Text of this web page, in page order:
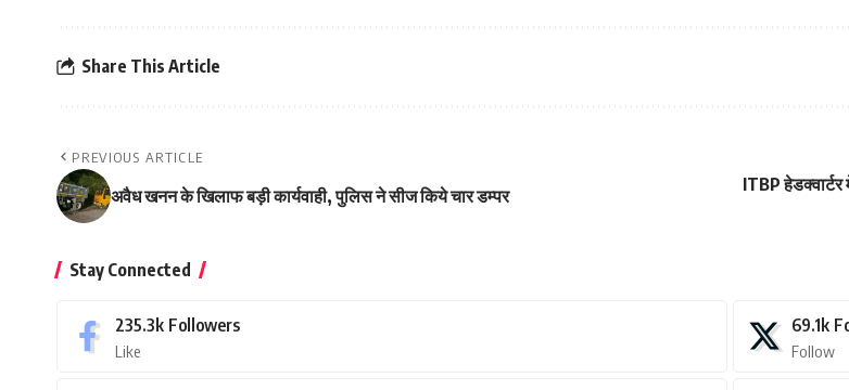
Share This Article
PREVIOUS ARTICLE
अवैध खनन के खिलाफ बड़ी कार्यवाही, पुलिस ने सीज किये चार डम्पर
ITBP
Stay Connected
235.3k Followers
Like
69.1k
Follow